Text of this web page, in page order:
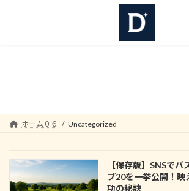
プ
動
ホーム０６ Uncategorized
【保存版】SNSで
プ20を一挙公開！映
功の秘訣